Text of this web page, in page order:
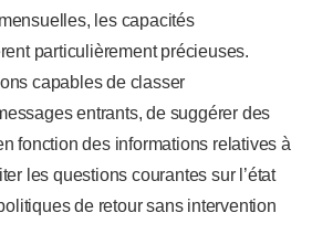
les capacités
particulièrement précieuses.
capables de classer
entrants, de suggérer des
fonction des informations relatives à
les questions courantes sur l’état
de retour sans intervention